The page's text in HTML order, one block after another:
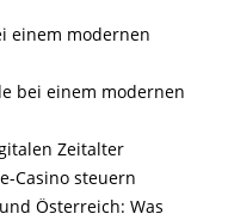
einem modernen
bei einem modernen
Zeitalter
Casino steuern
Österreich: Was